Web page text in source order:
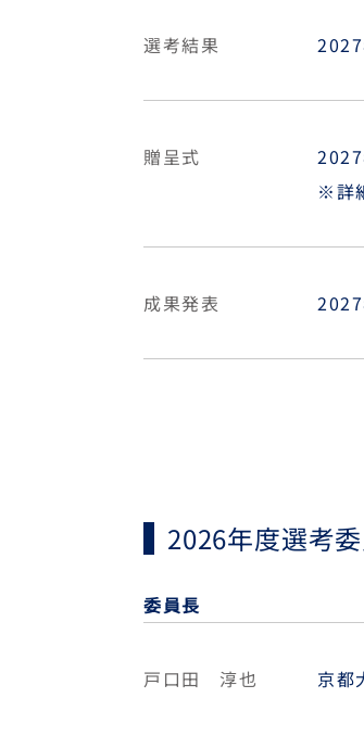
選考結果
贈呈式
※詳
成果発表
2026年度選考
委員長
戸口田 淳也 京